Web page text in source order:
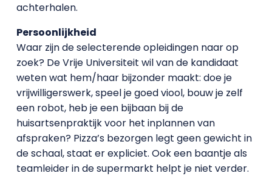
achterhalen.
Persoonlijkheid
Waar zijn de selecterende opleidingen naar op
zoek? De Vrije Universiteit wil van de kandidaat
weten wat hem/haar bijzonder maakt: doe je
vrijwilligerswerk, speel je goed viool, bouw je zelf
een robot, heb je een bijbaan bij de
huisartsenpraktijk voor het inplannen van
afspraken? Pizza’s bezorgen legt geen gewicht in
de schaal, staat er expliciet. Ook een baantje als
teamleider in de supermarkt helpt je niet verder.